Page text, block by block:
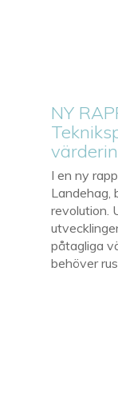
NY
I en ny
Landehag,
revolution.
påtagliga
behöver